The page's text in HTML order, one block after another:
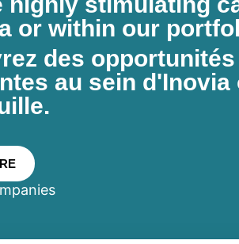
or within our
des
au sein d'Inovia